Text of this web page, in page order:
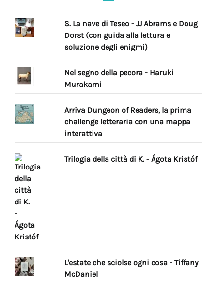
S. La nave di Teseo - JJ Abrams e Doug
Dorst (con guida alla lettura e
soluzione degli enigmi)
Nel segno della pecora - Haruki
Murakami
Arriva Dungeon of Readers, la prima
challenge letteraria con una mappa
interattiva
Trilogia della città di K. - Ágota Kristóf
L'estate che sciolse ogni cosa - Tiffany
McDaniel